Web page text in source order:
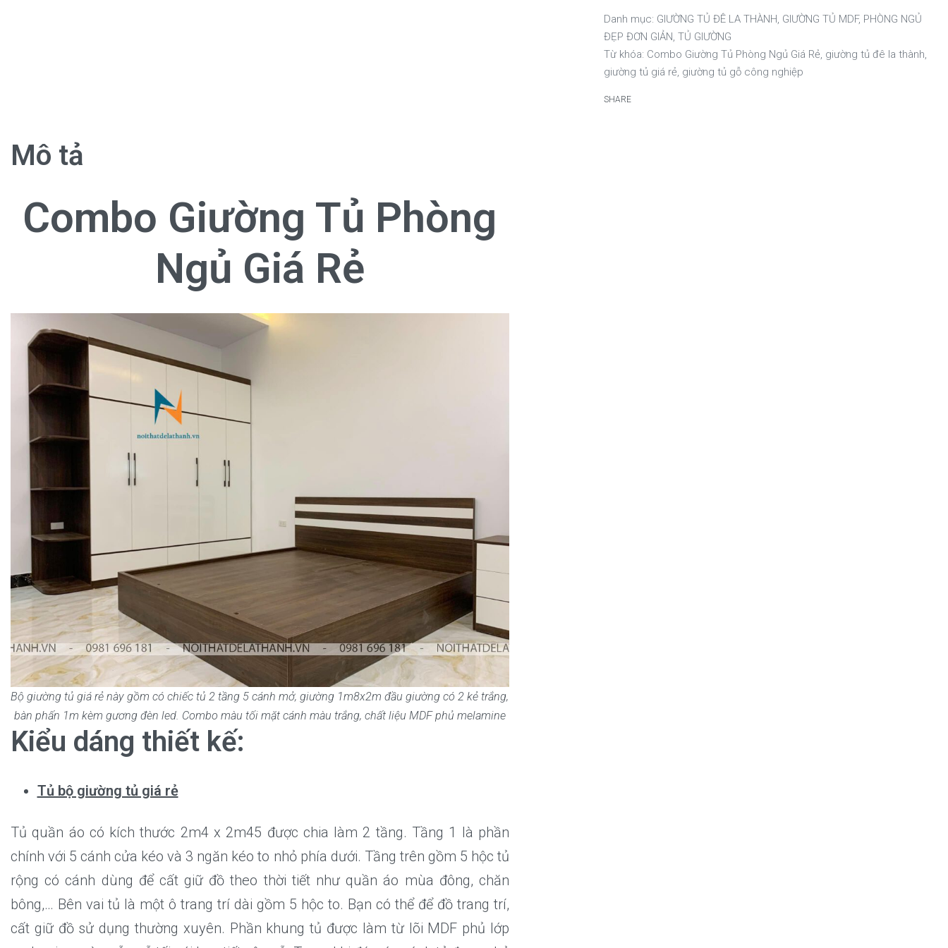
Danh mục: GIƯỜNG TỦ ĐÊ LA THÀNH, GIƯỜNG TỦ MDF, PHÒNG NGỦ
ĐẸP ĐƠN GIẢN, TỦ GIƯỜNG
Từ khóa: Combo Giường Tủ Phòng Ngủ Giá Rẻ, giường tủ đê la thành,
giường tủ giá rẻ, giường tủ gỗ công nghiệp
SHARE
Mô tả
Combo Giường Tủ Phòng
Ngủ Giá Rẻ
Bộ giường tủ giá rẻ này gồm có chiếc tủ 2 tầng 5 cánh mở, giường 1m8x2m đầu giường có 2 kẻ trắng,
bàn phấn 1m kèm gương đèn led. Combo màu tối mặt cánh màu trắng, chất liệu MDF phủ melamine
Kiểu dáng thiết kế:
Tủ bộ giường tủ giá rẻ
Tủ quần áo có kích thước 2m4 x 2m45 được chia làm 2 tầng. Tầng 1 là phần
chính với 5 cánh cửa kéo và 3 ngăn kéo to nhỏ phía dưới. Tầng trên gồm 5 hộc tủ
rộng có cánh dùng để cất giữ đồ theo thời tiết như quần áo mùa đông, chăn
bông,… Bên vai tủ là một ô trang trí dài gồm 5 hộc to. Bạn có thể để đồ trang trí,
cất giữ đồ sử dụng thường xuyên. Phần khung tủ được làm từ lõi MDF phủ lớp